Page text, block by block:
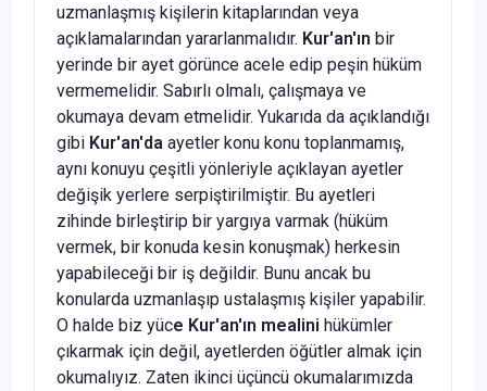
uzmanlaşmış kişilerin kitaplarından veya
açıklamalarından yararlanmalıdır. Kur'an'ın bir
yerinde bir ayet görünce acele edip peşin hüküm
vermemelidir. Sabırlı olmalı, çalışmaya ve
okumaya devam etmelidir. Yukarıda da açıklandığı
gibi Kur'an'da ayetler konu konu toplanmamış,
aynı konuyu çeşitli yönleriyle açıklayan ayetler
değişik yerlere serpiştirilmiştir. Bu ayetleri
zihinde birleştirip bir yargıya varmak (hüküm
vermek, bir konuda kesin konuşmak) herkesin
yapabileceği bir iş değildir. Bunu ancak bu
konularda uzmanlaşıp ustalaşmış kişiler yapabilir.
O halde biz yüce Kur'an'ın mealini hükümler
çıkarmak için değil, ayetlerden öğütler almak için
okumalıyız. Zaten ikinci üçüncü okumalarımızda